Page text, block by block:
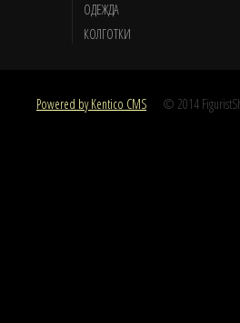
ОДЕЖДА
КОЛГОТКИ
Powered by Kentico CMS © 2014